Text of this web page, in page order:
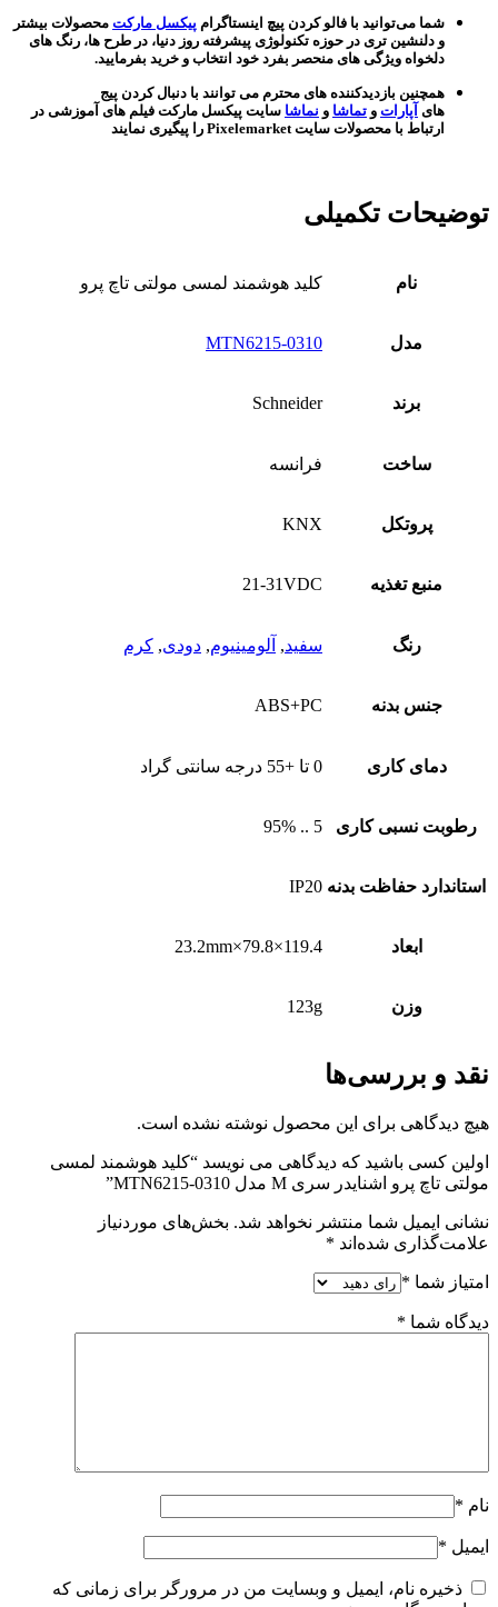
شما می‌توانید با فالو کردن پیچ اینستاگرام پیکسل مارکت محصولات بیشتر
و دلنشین تری در حوزه تکنولوژی پیشرفته روز دنیا، در طرح ها، رنگ های
دلخواه ویژگی های منحصر بفرد خود انتخاب و خرید بفرمایید.
همچنین بازدیدکننده های محترم می توانند با دنبال کردن پیج
های آپارات و تماشا و نماشا سایت پیکسل مارکت فیلم های آموزشی در
ارتباط با محصولات سایت Pixelemarket را پیگیری نمایند
توضیحات تکمیلی
نام کلید هوشمند لمسی مولتی تاچ پرو
مدل MTN6215-0310
برند Schneider
ساخت فرانسه
پروتکل KNX
منبع تغذیه 21-31VDC
رنگ سفید, آلومینیوم, دودی, کرم
جنس بدنه ABS+PC
دمای کاری 0 تا +55 درجه سانتی گراد
رطوبت نسبی کاری 5 .. 95%
استاندارد حفاظت بدنه IP20
ابعاد 119.4×79.8×23.2mm
وزن 123g
نقد و بررسی‌ها
هیچ دیدگاهی برای این محصول نوشته نشده است.
اولین کسی باشید که دیدگاهی می نویسد “کلید هوشمند لمسی
مولتی تاچ پرو اشنایدر سری M مدل MTN6215-0310”
نشانی ایمیل شما منتشر نخواهد شد. بخش‌های موردنیاز
علامت‌گذاری شده‌اند *
امتیاز شما *
دیدگاه شما *
نام *
ایمیل *
ذخیره نام، ایمیل و وبسایت من در مرورگر برای زمانی که